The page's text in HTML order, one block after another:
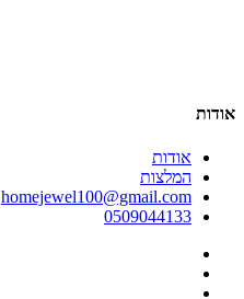
אודות
אודות
המלצות
homejewel100@gmail.com
0509044133